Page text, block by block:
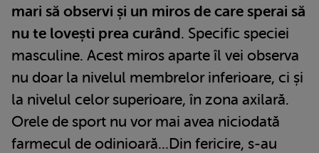
mari să observi și un miros de care sperai să
nu te lovești prea curând. Specific speciei
masculine. Acest miros aparte îl vei observa
nu doar la nivelul membrelor inferioare, ci și
la nivelul celor superioare, în zona axilară.
Orele de sport nu vor mai avea niciodată
farmecul de odinioară...Din fericire, s-au